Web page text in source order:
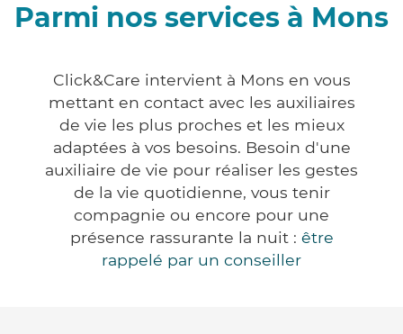
Parmi nos services à Mons
Click&Care intervient à Mons en vous
mettant en contact avec les auxiliaires
de vie les plus proches et les mieux
adaptées à vos besoins. Besoin d'une
auxiliaire de vie pour réaliser les gestes
de la vie quotidienne, vous tenir
compagnie ou encore pour une
présence rassurante la nuit : être
rappelé par un conseiller